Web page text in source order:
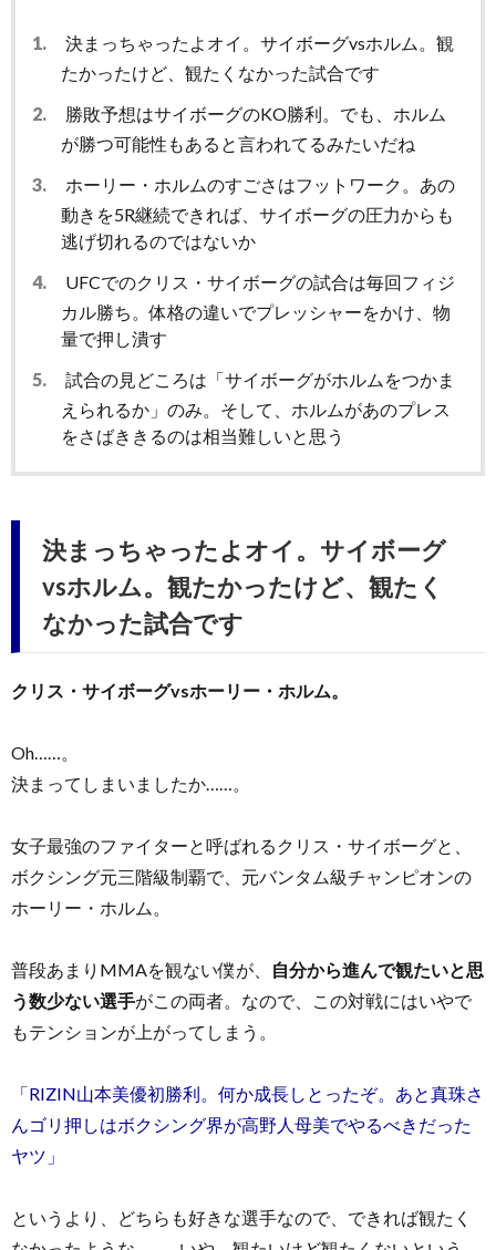
1.
決まっちゃったよオイ。サイボーグvsホルム。観
たかったけど、観たくなかった試合です
2.
勝敗予想はサイボーグのKO勝利。でも、ホルム
が勝つ可能性もあると言われてるみたいだね
3.
ホーリー・ホルムのすごさはフットワーク。あの
動きを5R継続できれば、サイボーグの圧力からも
逃げ切れるのではないか
4.
UFCでのクリス・サイボーグの試合は毎回フィジ
カル勝ち。体格の違いでプレッシャーをかけ、物
量で押し潰す
5.
試合の見どころは「サイボーグがホルムをつかま
えられるか」のみ。そして、ホルムがあのプレス
をさばききるのは相当難しいと思う
決まっちゃったよオイ。サイボーグ
vsホルム。観たかったけど、観たく
なかった試合です
クリス・サイボーグvsホーリー・ホルム。
Oh……。
決まってしまいましたか……。
女子最強のファイターと呼ばれるクリス・サイボーグと、
ボクシング元三階級制覇で、元バンタム級チャンピオンの
ホーリー・ホルム。
普段あまりMMAを観ない僕が、
自分から進んで観たいと思
う数少ない選手がこの両者。なので、この対戦にはいやで
もテンションが上がってしまう。
「RIZIN山本美優初勝利。何か成長しとったぞ。あと真珠さ
んゴリ押しはボクシング界が高野人母美でやるべきだった
ヤツ」
というより、どちらも好きな選手なので、できれば観たく